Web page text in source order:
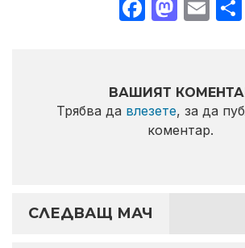
ВАШИЯТ
Трябва да влезете, за да
коментар.
СЛЕДВАЩ МАЧ